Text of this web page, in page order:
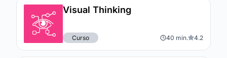
Visual Thinking
Curso 40 min. 4.2